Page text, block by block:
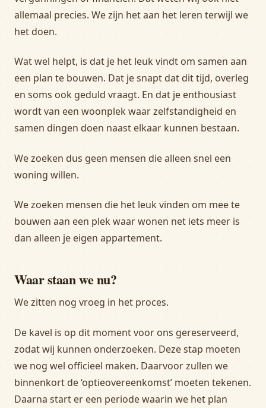
allemaal precies. We zijn het aan het leren terwijl we
het doen.
Wat wel helpt, is dat je het leuk vindt om samen aan
een plan te bouwen. Dat je snapt dat dit tijd, overleg
en soms ook geduld vraagt. En dat je enthousiast
wordt van een woonplek waar zelfstandigheid en
samen dingen doen naast elkaar kunnen bestaan.
We zoeken dus geen mensen die alleen snel een
woning willen.
We zoeken mensen die het leuk vinden om mee te
bouwen aan een plek waar wonen net iets meer is
dan alleen je eigen appartement.
Waar staan we nu?
We zitten nog vroeg in het proces.
De kavel is op dit moment voor ons gereserveerd,
zodat wij kunnen onderzoeken. Deze stap moeten
we nog wel officieel maken. Daarvoor zullen we
binnenkort de ‘optieovereenkomst’ moeten tekenen.
Daarna start er een periode waarin we het plan